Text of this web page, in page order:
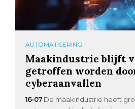
AUTOMATISERING
Maakindustrie blijft
getroffen worden
cyberaanvallen
16-07 De maakindustrie heeft